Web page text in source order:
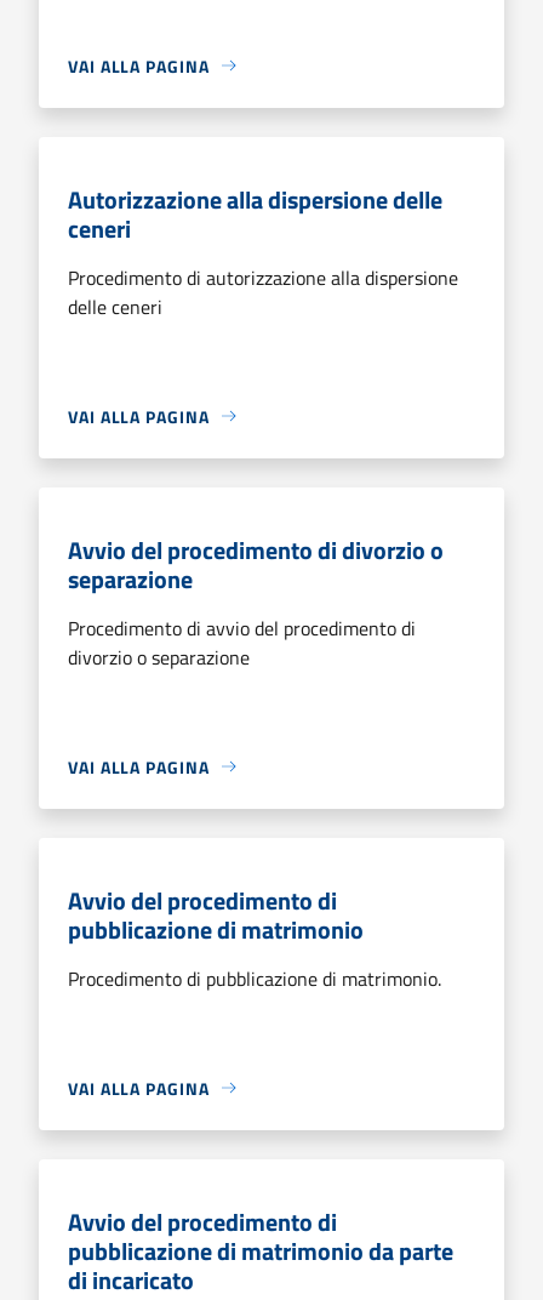
VAI ALLA PAGINA
Autorizzazione alla dispersione delle
ceneri
Procedimento di autorizzazione alla dispersione
delle ceneri
VAI ALLA PAGINA
Avvio del procedimento di divorzio o
separazione
Procedimento di avvio del procedimento di
divorzio o separazione
VAI ALLA PAGINA
Avvio del procedimento di
pubblicazione di matrimonio
Procedimento di pubblicazione di matrimonio.
VAI ALLA PAGINA
Avvio del procedimento di
pubblicazione di matrimonio da parte
di incaricato